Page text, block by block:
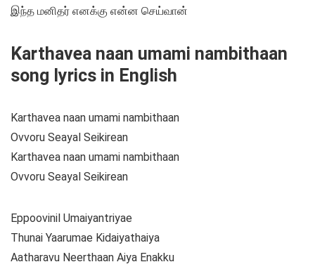
இந்த மனிதர் எனக்கு என்ன செய்வான்
Karthavea naan umami nambithaan
song lyrics in English
Karthavea naan umami nambithaan
Ovvoru Seayal Seikirean
Karthavea naan umami nambithaan
Ovvoru Seayal Seikirean
Eppoovinil Umaiyantriyae
Thunai Yaarumae Kidaiyathaiya
Aatharavu Neerthaan Aiya Enakku